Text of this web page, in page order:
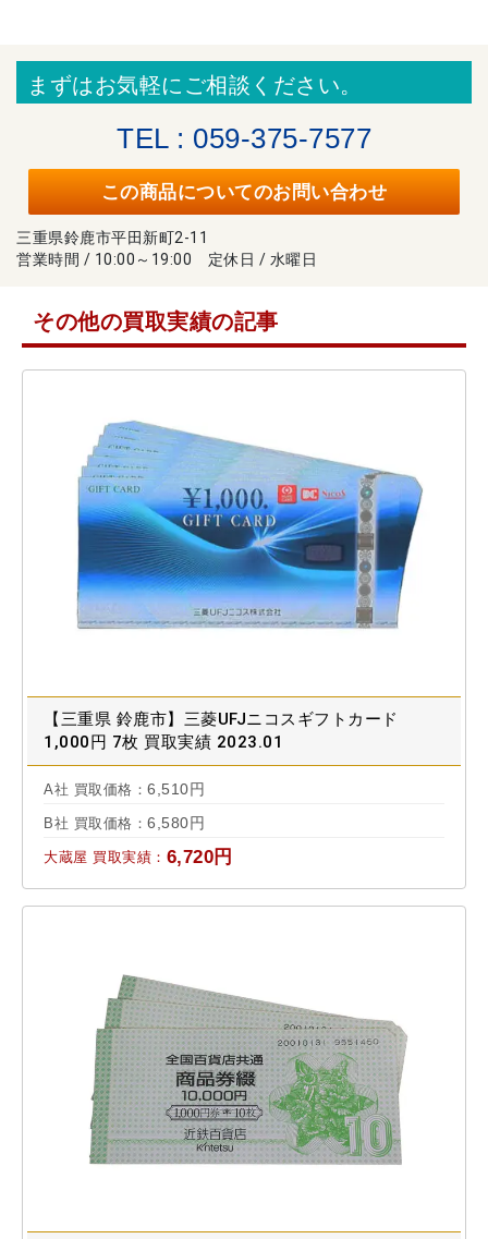
まずはお気軽にご相談ください。
TEL : 059-375-7577
この商品についてのお問い合わせ
三重県鈴鹿市平田新町2-11
営業時間 / 10:00～19:00 定休日 / 水曜日
その他の買取実績の記事
【三重県 鈴鹿市】三菱UFJニコスギフトカード
1,000円 7枚 買取実績 2023.01
A社 買取価格： 6,510円
B社 買取価格： 6,580円
大蔵屋 買取実績： 6,720円